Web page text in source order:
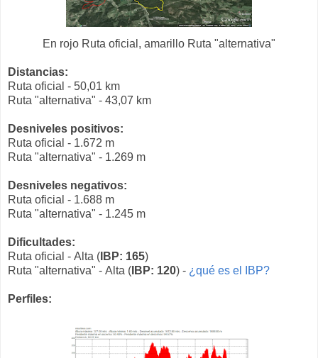
En rojo Ruta oficial, amarillo Ruta "alternativa"
Distancias:
Ruta oficial - 50,01 km
Ruta "alternativa" - 43,07 km
Desniveles positivos:
Ruta oficial - 1.672 m
Ruta "alternativa" - 1.269 m
Desniveles negativos:
Ruta oficial - 1.688 m
Ruta "alternativa" - 1.245 m
Dificultades:
Ruta oficial - Alta ( IBP: 165)
Ruta "alternativa" - Alta ( IBP: 120) - ¿qué es el IBP?
Perfiles: